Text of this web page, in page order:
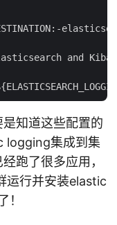
and
知道这些配置的
logging集成到集
跑了很多应用，
运行并安装elastic
！